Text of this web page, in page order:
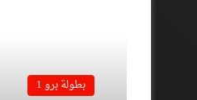
بطولة برو 1